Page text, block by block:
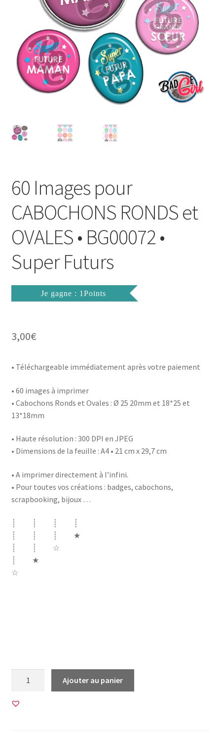
Boutique
CODES PROMOS
Conditions Générales de Vente
Wishlist
Politique de Confidentialité
Validation de la commande
60 Images pour
CABOCHONS RONDS et
OVALES • BG00072 •
Super Futurs
Je gagne : 1Points
3,00€
• Téléchargeable immédiatement après votre paiement
• 60 images à imprimer
• Cabochons Ronds et Ovales : Ø 25 20mm et 18*25 et
13*18mm
• Haute résolution : 300 DPI en JPEG
• Dimensions de la feuille : A4 • 21 cm x 29,7 cm
• A imprimer directement à l’infini.
• Pour toutes vos créations : badges, cabochons,
scrapbooking, bijoux …
┊ ┊ ┊ ┊
┊ ┊ ┊ ★
┊ ┊ ☆
┊ ★
☆
60
Ajouter au panier